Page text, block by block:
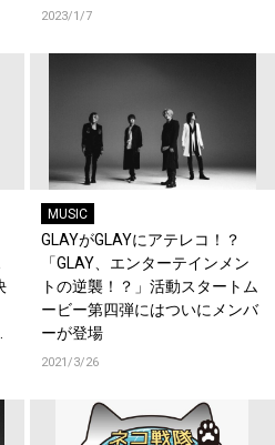
催情報解禁！
2023/1/7
MUSIC
GLAYがGLAYにアテレコ！？
「GLAY、エンターテインメン
トの逆襲！？」活動スタートム
ービー第四弾にはついにメンバ
ーが登場
2021/3/26